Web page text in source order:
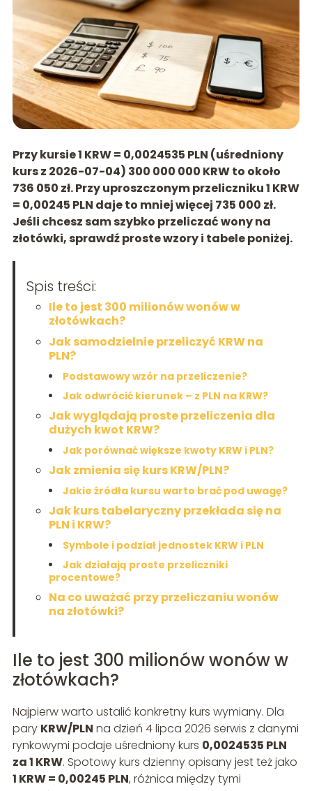
Przy kursie1 KRW = 0,0024535 PLN (uśredniony
kurs z 2026-07-04) 300 000 000 KRW to około
736 050 zł. Przy uproszczonym przeliczniku1 KRW
= 0,00245 PLN daje to mniej więcej 735 000 zł.
Jeśli chcesz sam szybko przeliczać wony na
złotówki, sprawdź proste wzory i tabele poniżej.
Spis treści:
Ile to jest 300 milionów wonów w
złotówkach?
Jak samodzielnie przeliczyć KRW na
PLN?
Podstawowy wzór na przeliczenie?
Jak odwrócić kierunek – z PLN na KRW?
Jak wyglądają proste przeliczenia dla
dużych kwot KRW?
Jak porównać większe kwoty KRW i PLN?
Jak zmienia się kurs KRW/PLN?
Jakie źródła kursu warto brać pod uwagę?
Jak kurs tabelaryczny przekłada się na
PLN i KRW?
Symbole i podział jednostek KRW i PLN
Jak działają proste przeliczniki
procentowe?
Na co uważać przy przeliczaniu wonów
na złotówki?
Ile to jest 300 milionów wonów w
złotówkach?
Najpierw warto ustalić konkretny kurs wymiany. Dla
pary KRW/PLN na dzień 4 lipca 2026 serwis z danymi
rynkowymi podaje uśredniony kurs 0,0024535 PLN
za 1 KRW. Spotowy kurs dzienny opisany jest też jako
1 KRW = 0,00245 PLN, różnica między tymi